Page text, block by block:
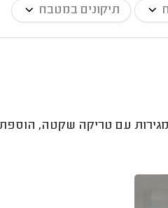
תיקונים במטבח
עם טריקה שקטה,